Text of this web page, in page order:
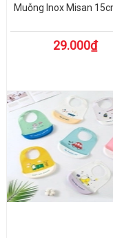
Muỗng Inox Misan
29.000₫